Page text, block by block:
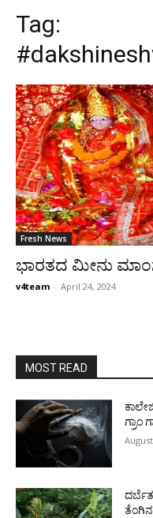
Tag:
Fresh News
ಭಾರತದ ಮೀನು
v4team - April 24, 2024
MOST READ
ಗ್ರಾಂ
ತೆಂಗಿನ